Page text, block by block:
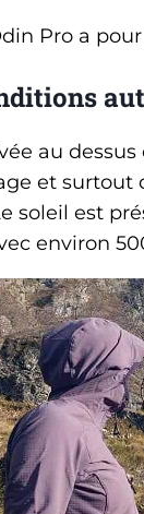
Pro a
au
et surtout
soleil est
environ